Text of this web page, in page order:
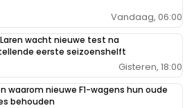
Vandaag, 06:00
wacht nieuwe test na
eerste seizoenshelft
Gisteren, 18:00
waarom nieuwe F1-wagens hun oude
behouden